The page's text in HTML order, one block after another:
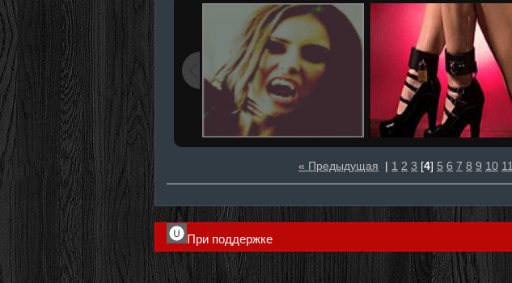
« Предыдущая | 1 2 3 [4] 5 6 7 8 9 10 11
При поддержке